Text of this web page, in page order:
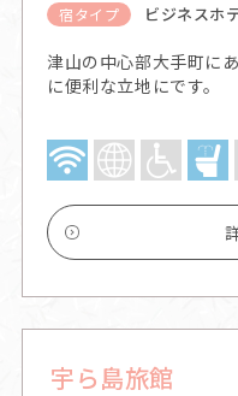
宿タイプ ビジネスホ
津山の中心部大手町に
に便利な立地にです。
宇ら島旅館